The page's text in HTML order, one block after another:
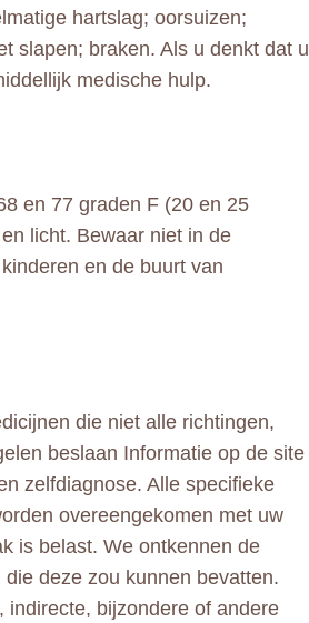
hartslag; oorsuizen;
slapen; braken. Als u denkt dat u
medische hulp.
en 77 graden F (20 en 25
licht. Bewaar niet in de
en de buurt van
die niet alle richtingen,
beslaan Informatie op de site
zelfdiagnose. Alle specifieke
overeengekomen met uw
is belast. We ontkennen de
deze zou kunnen bevatten.
bijzondere of andere